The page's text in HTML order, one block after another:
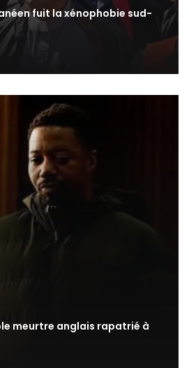
fuit la xénophobie sud-
meurtre anglais rapatrié à